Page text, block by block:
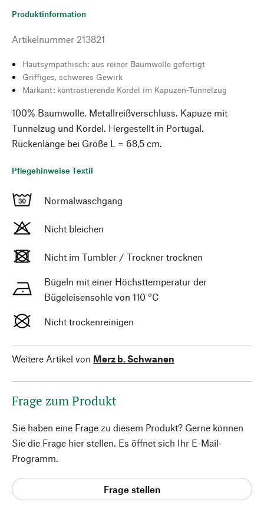
Produktinformation
Artikelnummer 213821
Hautsympathisch: aus reiner Baumwolle gefertigt
Griffiges, schweres Gewirk
Markant: kontrastierende Kordel im Kapuzen-Tunnelzug
100% Baumwolle. Metallreißverschluss. Kapuze mit
Tunnelzug und Kordel. Hergestellt in Portugal.
Rückenlänge bei Größe L = 68,5 cm.
Pflegehinweise Textil
Normalwaschgang
Nicht bleichen
Nicht im Tumbler / Trockner trocknen
Bügeln mit einer Höchsttemperatur der
Bügeleisensohle von 110 °C
Nicht trockenreinigen
Weitere Artikel von Merz b. Schwanen
Frage zum Produkt
Sie haben eine Frage zu diesem Produkt? Gerne können
Sie die Frage hier stellen. Es öffnet sich Ihr E-Mail-
Programm.
Frage stellen